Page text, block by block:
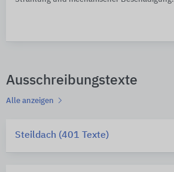
Ausschreibungstexte
Alle anzeigen
Steildach (401 Texte)